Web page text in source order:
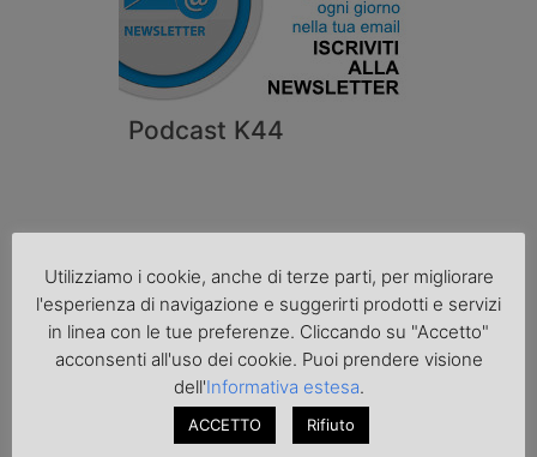
Podcast K44
Cronaca
Utilizziamo i cookie, anche di terze parti, per migliorare
l'esperienza di navigazione e suggerirti prodotti e servizi
in linea con le tue preferenze. Cliccando su "Accetto"
acconsenti all'uso dei cookie. Puoi prendere visione
dell'Informativa estesa.
ACCETTO Rifiuto